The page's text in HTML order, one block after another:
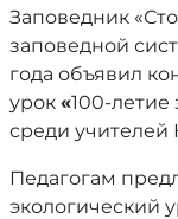
Заповедник
заповедной
года объявил
урок «100-летие
среди учителей
Педагогам
экологический